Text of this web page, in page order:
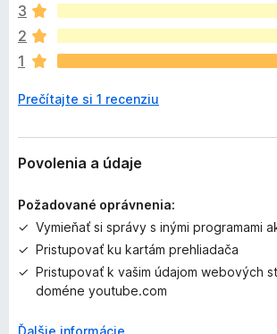
n
o
k
z
t
a
ľ
i
e
o
d
3
2
1
Prečítajte si 1 recenziu
Povolenia a údaje
Požadované oprávnenia:
Vymieňať si správy s inými programami
Pristupovať ku kartám prehliadača
Pristupovať k vašim údajom webových
doméne youtube.com
Ďalšie informácie